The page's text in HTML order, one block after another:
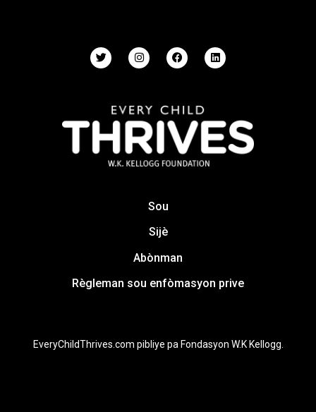
Sou
Sijè
Abònman
Règleman sou enfòmasyon prive
EveryChildThrives.com pibliye pa Fondasyon W.K Kellogg.